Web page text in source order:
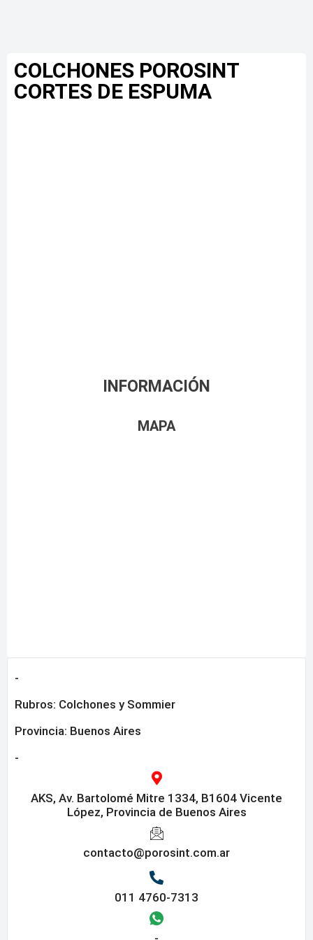
COLCHONES POROSINT
CORTES DE ESPUMA
INFORMACIÓN
MAPA
-
Rubros: Colchones y Sommier
Provincia: Buenos Aires
-
AKS, Av. Bartolomé Mitre 1334, B1604 Vicente
López, Provincia de Buenos Aires
contacto@porosint.com.ar
011 4760-7313